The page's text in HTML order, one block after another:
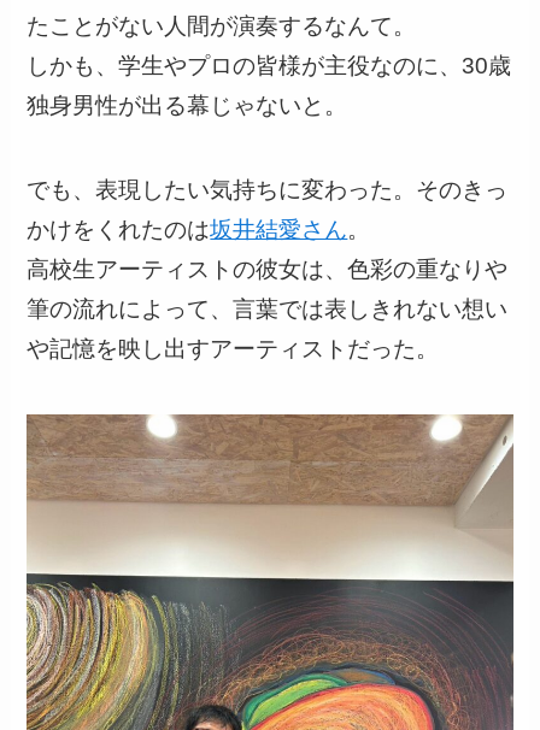
たことがない人間が演奏するなんて。
しかも、学生やプロの皆様が主役なのに、30歳
独身男性が出る幕じゃないと。
でも、表現したい気持ちに変わった。そのきっ
かけをくれたのは坂井結愛さん。
高校生アーティストの彼女は、色彩の重なりや
筆の流れによって、言葉では表しきれない想い
や記憶を映し出すアーティストだった。